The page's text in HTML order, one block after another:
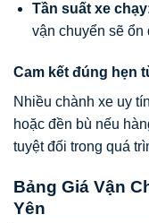
Tần suất xe
vận chuyển sẽ ổn
Cam kết đúng hẹn
Nhiều chành xe uy
hoặc đền bù nếu
tuyệt đối trong quá
Bảng Giá Vận
Yên